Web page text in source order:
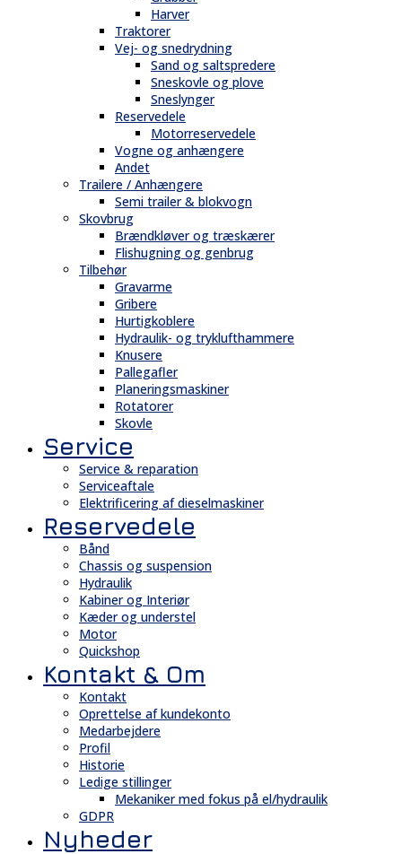
Harver
Traktorer
Vej- og snedrydning
Sand og saltspredere
Sneskovle og plove
Sneslynger
Reservedele
Motorreservedele
Vogne og anhængere
Andet
Trailere / Anhængere
Semi trailer & blokvogn
Skovbrug
Brændkløver og træskærer
Flishugning og genbrug
Tilbehør
Gravarme
Gribere
Hurtigkoblere
Hydraulik- og tryklufthammere
Knusere
Pallegafler
Planeringsmaskiner
Rotatorer
Skovle
Service
Service & reparation
Serviceaftale
Elektrificering af dieselmaskiner
Reservedele
Bånd
Chassis og suspension
Hydraulik
Kabiner og Interiør
Kæder og understel
Motor
Quickshop
Kontakt & Om
Kontakt
Oprettelse af kundekonto
Medarbejdere
Profil
Historie
Ledige stillinger
Mekaniker med fokus på el/hydraulik
GDPR
Nyheder